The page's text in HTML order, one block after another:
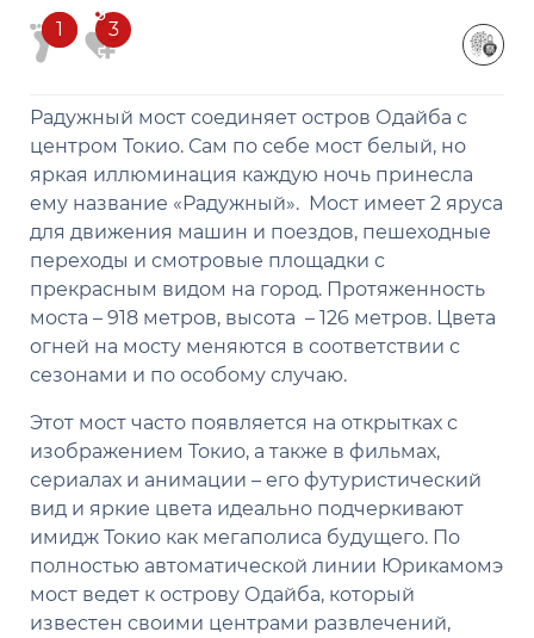
11 3
3
Радужный мост соединяет остров Одайба с
центром Токио. Сам по себе мост белый, но
яркая иллюминация каждую ночь принесла
ему название «Радужный». Мост имеет 2 яруса
для движения машин и поездов, пешеходные
переходы и смотровые площадки с
прекрасным видом на город. Протяженность
моста – 918 метров, высота – 126 метров. Цвета
огней на мосту меняются в соответствии с
сезонами и по особому случаю.
Этот мост часто появляется на открытках с
изображением Токио, а также в фильмах,
сериалах и анимации – его футуристический
вид и яркие цвета идеально подчеркивают
имидж Токио как мегаполиса будущего. По
полностью автоматической линии Юрикамомэ
мост ведет к острову Одайба, который
известен своими центрами развлечений,